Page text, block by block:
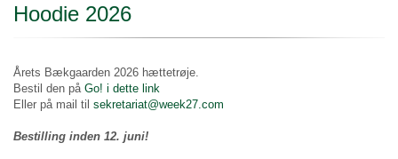
Hoodie 2026
Årets Bækgaarden 2026 hættetrøje.
Bestil den på Go! i dette link
Eller på mail til sekretariat@week27.com
Bestilling inden 12. juni!